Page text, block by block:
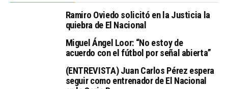
Ramiro Oviedo solicitó en la Justicia la
quiebra de El Nacional
Miguel Ángel Loor: “No estoy de
acuerdo con el fútbol por señal abierta”
(ENTREVISTA) Juan Carlos Pérez espera
seguir como entrenador de El Nacional